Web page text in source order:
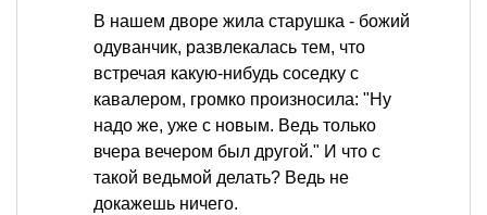
В нашем дворе жила старушка - божий
одуванчик, развлекалась тем, что
встречая какую-нибудь соседку с
кавалером, громко произносила: "Ну
надо же, уже с новым. Ведь только
вчера вечером был другой." И что с
такой ведьмой делать? Ведь не
докажешь ничего.